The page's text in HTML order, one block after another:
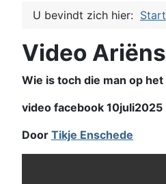
U bevindt zich hier:
Video
Wie is toch die man op
video facebook 10juli2025
Door Tikje Enschede